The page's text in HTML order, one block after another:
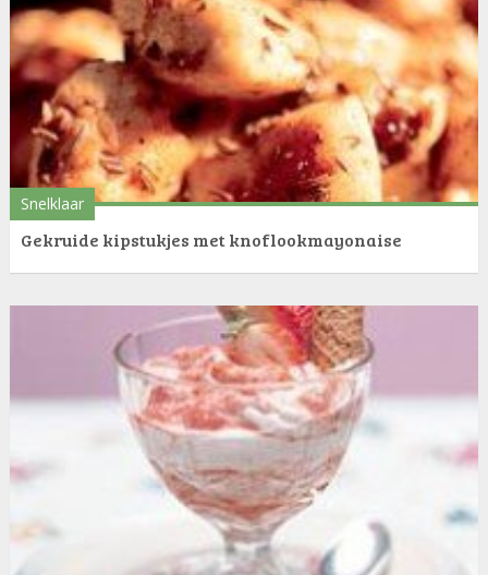
Snelklaar
Gekruide kipstukjes met knoflookmayonaise